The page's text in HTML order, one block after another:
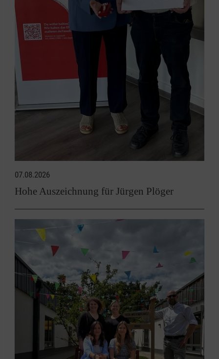
07.08.2026
Hohe Auszeichnung für Jürgen Plöger